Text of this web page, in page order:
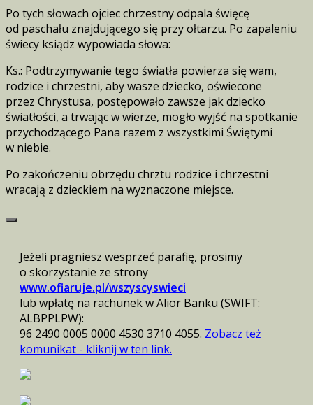
Po tych słowach ojciec chrzestny odpala święcę
od paschału znajdującego się przy ołtarzu. Po zapaleniu
świecy ksiądz wypowiada słowa:
Ks.: Podtrzymywanie tego światła powierza się wam,
rodzice i chrzestni, aby wasze dziecko, oświecone
przez Chrystusa, postępowało zawsze jak dziecko
światłości, a trwając w wierze, mogło wyjść na spotkanie
przychodzącego Pana razem z wszystkimi Świętymi
w niebie.
Po zakończeniu obrzędu chrztu rodzice i chrzestni
wracają z dzieckiem na wyznaczone miejsce.
Jeżeli pragniesz wesprzeć parafię, prosimy
o skorzystanie ze strony
www.ofiaruje.pl/wszyscyswieci
lub wpłatę na rachunek w Alior Banku (SWIFT:
ALBPPLPW):
96 2490 0005 0000 4530 3710 4055. Zobacz też
komunikat - kliknij w ten link.